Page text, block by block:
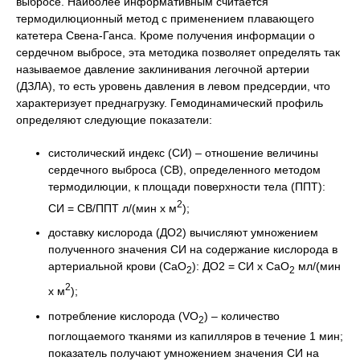
термодилюционный метод с применением плавающего
катетера Свена-Ганса. Кроме получения информации о
сердечном выбросе, эта методика позволяет определять так
называемое давление заклинивания легочной артерии
(ДЗЛА), то есть уровень давления в левом предсердии, что
характеризует преднагрузку. Гемодинамический профиль
определяют следующие показатели:
систолический индекс (СИ) – отношение величины
сердечного выброса (СВ), определенного методом
термодилюции, к площади поверхности тела (ППТ):
СИ = СВ/ППТ л/(мин х м2);
доставку кислорода (ДO2) вычисляют умножением
полученного значения СИ на содержание кислорода в
артериальной крови (СаО2): ДO2 = СИ х СаО2 мл/(мин
х м2);
потребление кислорода (VО2) – количество
поглощаемого тканями из капилляров в течение 1 мин;
показатель получают умножением значения СИ на